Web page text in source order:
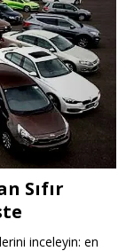
Sıfır
inceleyin: en